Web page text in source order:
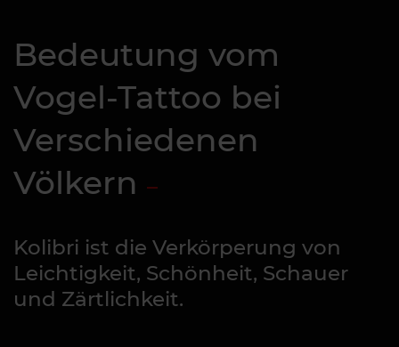
Bedeutung vom
Vogel-Tattoo bei
Verschiedenen
Völkern
Kolibri ist die Verkörperung von
Leichtigkeit, Schönheit, Schauer
und Zärtlichkeit.